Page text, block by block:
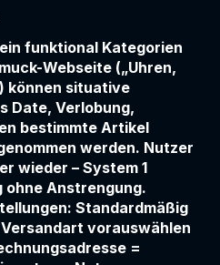
funktional Kategorien
Webseite („Uhren,
können situative
Date, Verlobung,
bestimmte Artikel
werden. Nutzer
wieder – System 1
ohne Anstrengung.
Standardmäßig
vorauswählen
=